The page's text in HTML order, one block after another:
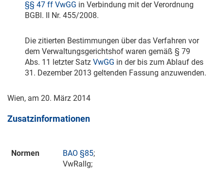
§§ 47 ff VwGG in Verbindung mit der Verordnung
BGBl. II Nr. 455/2008.
Die zitierten Bestimmungen über das Verfahren vor
dem Verwaltungsgerichtshof waren gemäß § 79
Abs. 11 letzter Satz VwGG in der bis zum Ablauf des
31. Dezember 2013 geltenden Fassung anzuwenden.
Wien, am 20. März 2014
Zusatzinformationen
Normen BAO §85;
VwRallg;